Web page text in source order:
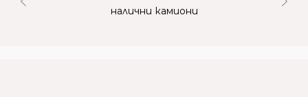
налични камиони